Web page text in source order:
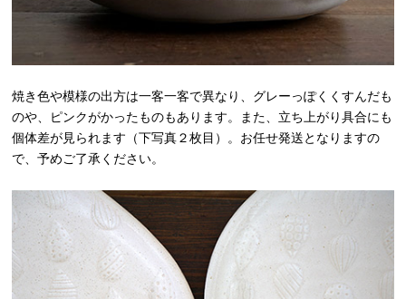
焼き色や模様の出方は一客一客で異なり、グレーっぽくくすんだも
のや、ピンクがかったものもあります。また、立ち上がり具合にも
個体差が見られます（下写真２枚目）。お任せ発送となりますの
で、予めご了承ください。